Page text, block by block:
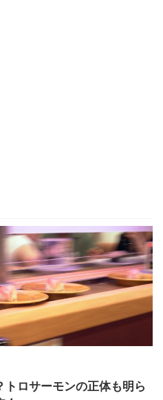
ロサーモンの正体も明ら